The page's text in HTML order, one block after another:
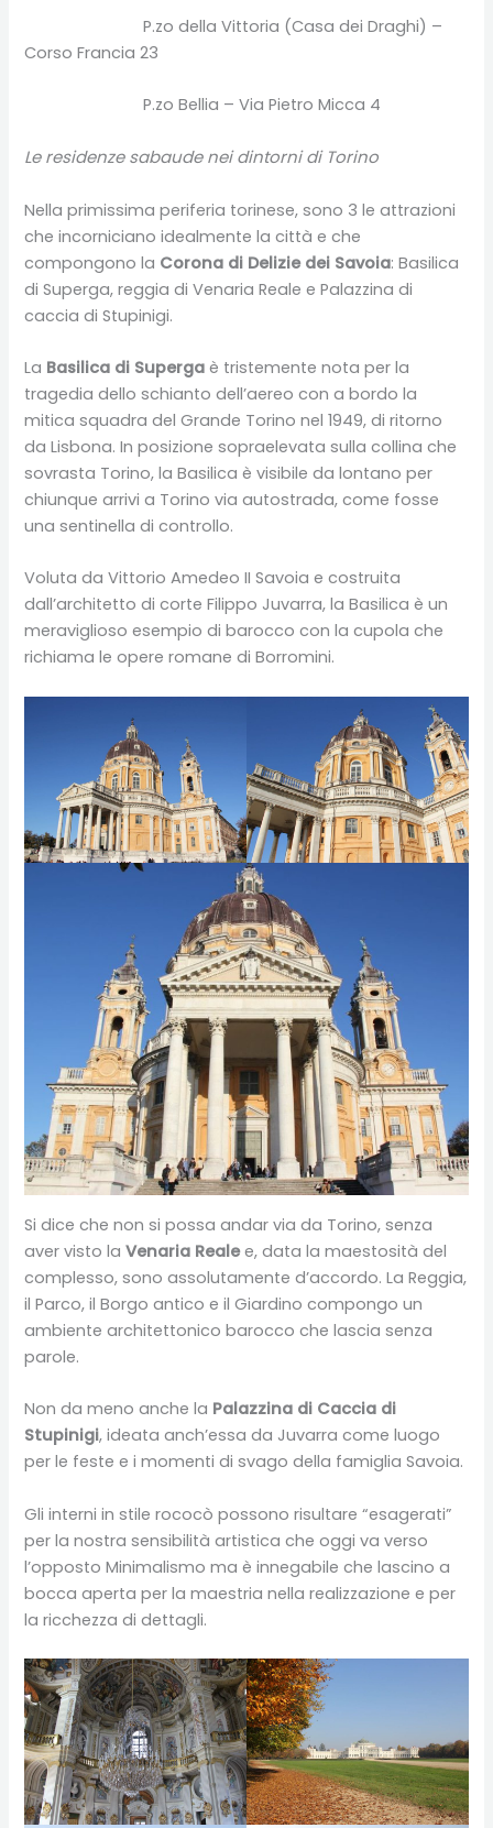
P.zo della Vittoria (Casa dei Draghi) –
Corso Francia 23
P.zo Bellia – Via Pietro Micca 4
Le residenze sabaude nei dintorni di Torino
Nella primissima periferia torinese, sono 3 le attrazioni
che incorniciano idealmente la città e che
compongono la Corona di Delizie dei Savoia: Basilica
di Superga, reggia di Venaria Reale e Palazzina di
caccia di Stupinigi.
La Basilica di Superga è tristemente nota per la
tragedia dello schianto dell’aereo con a bordo la
mitica squadra del Grande Torino nel 1949, di ritorno
da Lisbona. In posizione sopraelevata sulla collina che
sovrasta Torino, la Basilica è visibile da lontano per
chiunque arrivi a Torino via autostrada, come fosse
una sentinella di controllo.
Voluta da Vittorio Amedeo II Savoia e costruita
dall’architetto di corte Filippo Juvarra, la Basilica è un
meraviglioso esempio di barocco con la cupola che
richiama le opere romane di Borromini.
Si dice che non si possa andar via da Torino, senza
aver visto laVenaria Realee, data la maestosità del
complesso, sono assolutamente d’accordo. La Reggia,
il Parco, il Borgo antico e il Giardino compongo un
ambiente architettonico barocco che lascia senza
parole.
Non da meno anche la Palazzina di Caccia di
Stupinigi, ideata anch’essa da Juvarra come luogo
per le feste e i momenti di svago della famiglia Savoia.
Gli interni in stile rococò possono risultare “esagerati”
per la nostra sensibilità artistica che oggi va verso
l’opposto Minimalismo ma è innegabile che lascino a
bocca aperta per la maestria nella realizzazione e per
la ricchezza di dettagli.